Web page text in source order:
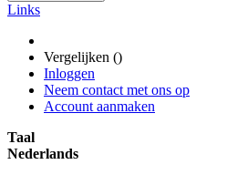
Links
Vergelijken ()
Inloggen
Neem contact met ons op
Account aanmaken
Taal
Nederlands